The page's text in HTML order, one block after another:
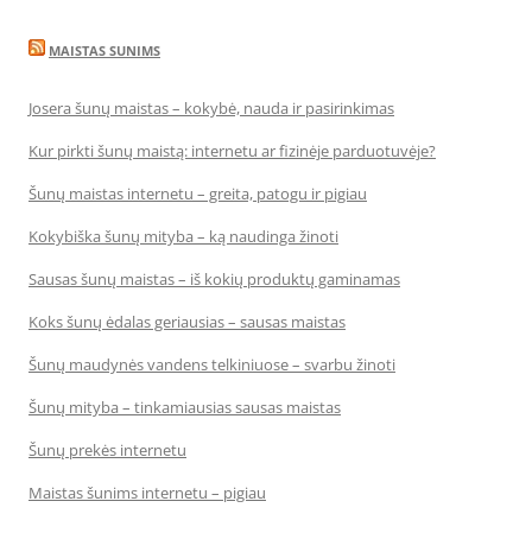
MAISTAS SUNIMS
Josera šunų maistas – kokybė, nauda ir pasirinkimas
Kur pirkti šunų maistą: internetu ar fizinėje parduotuvėje?
Šunų maistas internetu – greita, patogu ir pigiau
Kokybiška šunų mityba – ką naudinga žinoti
Sausas šunų maistas – iš kokių produktų gaminamas
Koks šunų ėdalas geriausias – sausas maistas
Šunų maudynės vandens telkiniuose – svarbu žinoti
Šunų mityba – tinkamiausias sausas maistas
Šunų prekės internetu
Maistas šunims internetu – pigiau